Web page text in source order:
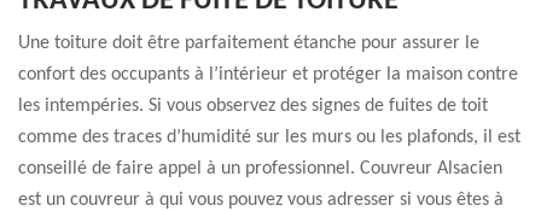
Une toiture doit être parfaitement étanche pour assurer le
confort des occupants à l’intérieur et protéger la maison contre
les intempéries. Si vous observez des signes de fuites de toit
comme des traces d’humidité sur les murs ou les plafonds, il est
conseillé de faire appel à un professionnel. Couvreur Alsacien
est un couvreur à qui vous pouvez vous adresser si vous êtes à